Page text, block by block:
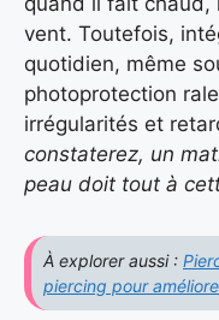
vent. Toutefois,
quotidien, même
photoprotection
irrégularités et
constaterez, un
peau doit tout à
À explorer aussi :
piercing pour